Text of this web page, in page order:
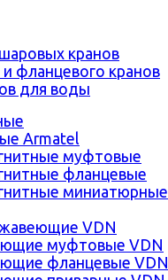
кранов
фланцевого кранов
для воды
Armatel
муфтовые
фланцевые
миниатюрные
VDN
муфтовые VDN
фланцевые VDN